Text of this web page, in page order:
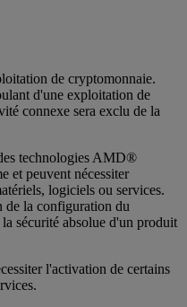
de cryptomonnaie.
d'une exploitation de
connexe sera exclu de la
technologies AMD®
et peuvent nécessiter
logiciels ou services.
de la configuration du
sécurité absolue d'un produit
l'activation de certains